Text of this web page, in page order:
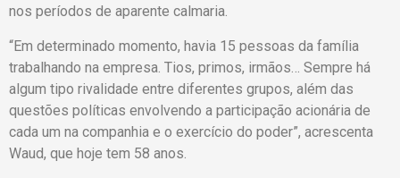
nos períodos de aparente calmaria.
“Em determinado momento, havia 15 pessoas da família
trabalhando na empresa. Tios, primos, irmãos… Sempre há
algum tipo rivalidade entre diferentes grupos, além das
questões políticas envolvendo a participação acionária de
cada um na companhia e o exercício do poder”, acrescenta
Waud, que hoje tem 58 anos.